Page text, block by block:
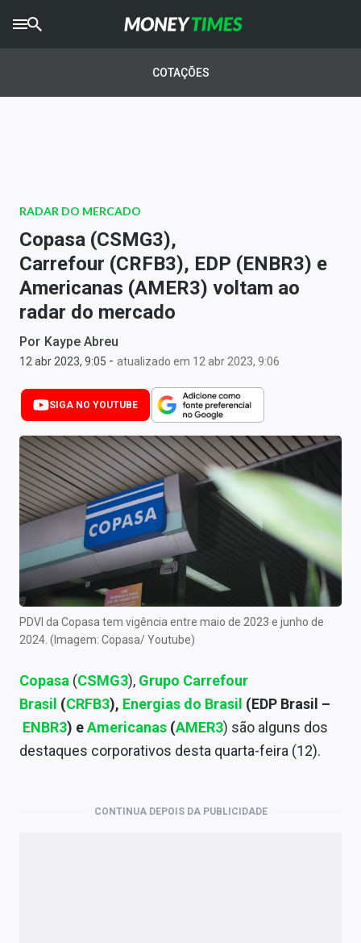
AGROTIMES
Newsletters
Money Trader
Anuncie
Últimas Notícias
Cotações
Comprar ou vender?
Carteiras Recomendadas
Central de Dividendos
Central de Fundos Imobiliários
Central dos IPOs
Renda Fixa
Mercados
Economia
Empresas
COTAÇÕES
RADAR DO MERCADO
Copasa (CSMG3),
Carrefour (CRFB3), EDP (ENBR3) e
Americanas (AMER3) voltam ao
radar do mercado
Por Kaype Abreu
12 abr 2023, 9:05 - atualizado em 12 abr 2023, 9:06
SIGA NO YOUTUBE
PDVI da Copasa tem vigência entre maio de 2023 e junho de
2024. (Imagem: Copasa/ Youtube)
Copasa (CSMG3), Grupo Carrefour
Brasil (CRFB3), Energias do Brasil (EDP Brasil –
ENBR3) eAmericanas (AMER3) são alguns dos
destaques corporativos desta quarta-feira (12).
CONTINUA DEPOIS DA PUBLICIDADE